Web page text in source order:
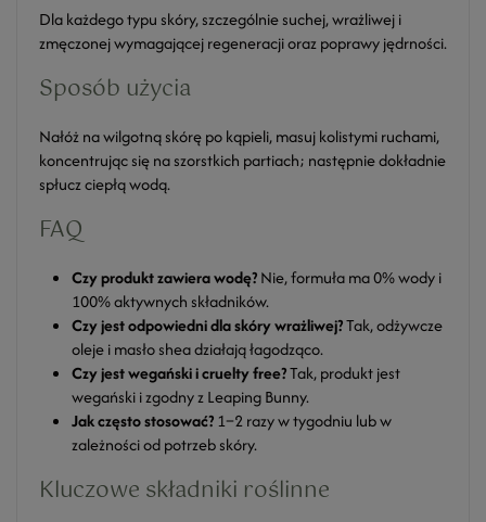
Dla każdego typu skóry, szczególnie suchej, wrażliwej i
zmęczonej wymagającej regeneracji oraz poprawy jędrności.
Sposób użycia
Nałóż na wilgotną skórę po kąpieli, masuj kolistymi ruchami,
koncentrując się na szorstkich partiach; następnie dokładnie
spłucz ciepłą wodą.
FAQ
Czy produkt zawiera wodę?Nie, formuła ma 0% wody i
100% aktywnych składników.
Czy jest odpowiedni dla skóry wrażliwej?Tak, odżywcze
oleje i masło shea działają łagodząco.
Czy jest wegański i cruelty free?Tak, produkt jest
wegański i zgodny z Leaping Bunny.
Jak często stosować?1–2 razy w tygodniu lub w
zależności od potrzeb skóry.
Kluczowe składniki roślinne